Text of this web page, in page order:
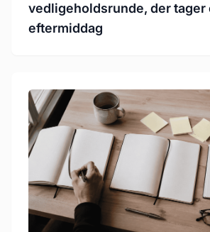
vedligeholdsrunde, der tager
eftermiddag